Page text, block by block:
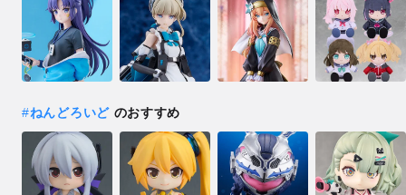
#ねんどろいどのおすすめ